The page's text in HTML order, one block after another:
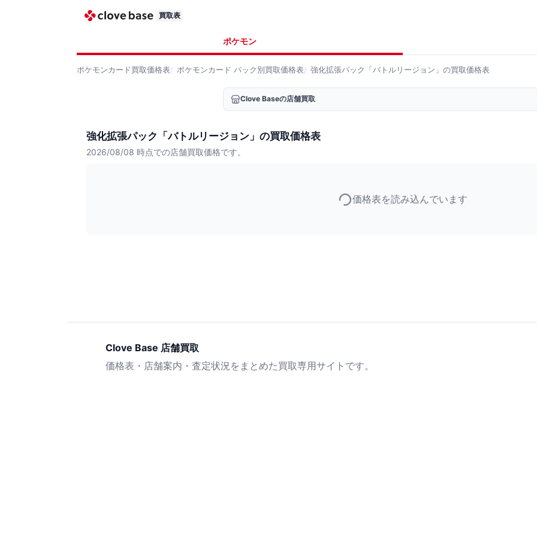
買取表
ポケモン
ポケモンカード買取価格表 ポケモンカード パック別買取価格表 強化拡張パック「バトルリージョン」の買取価格表
Clove Baseの店舗買取
強化拡張パック「バトルリージョン」の買取価格表
2026/08/08 時点での店舗買取価格です。
価格表を読み込んでいます
Clove Base 店舗買取
価格表・店舗案内・査定状況をまとめた買取専用サイトです。